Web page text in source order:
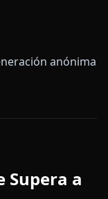
anónima
Supera a